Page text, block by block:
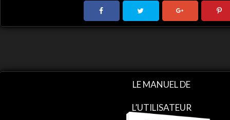
LE MANUEL DE
L’UTILISATEUR